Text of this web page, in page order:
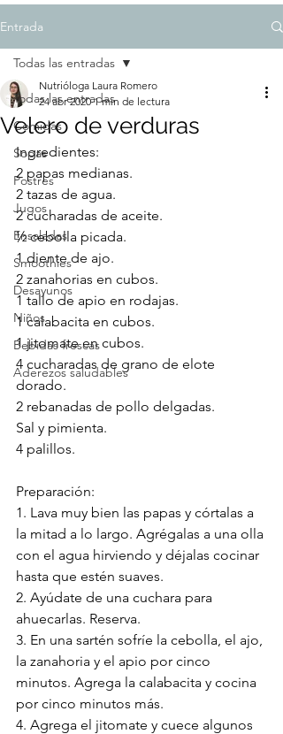
Entrada
Todas las entradas
Comidas
Sopas
Postres
Jugos
Ensaladas
Smoothies
Desayunos
Niños
Bebidas frescas
Aderezos saludables
Todas las entradas
Velero de verduras
Nutrióloga Laura Romero
24 abr 2020 1 min de lectura
Ingredientes:
2 papas medianas.
2 tazas de agua.
2 cucharadas de aceite.
½ cebolla picada.
1 diente de ajo.
2 zanahorias en cubos.
1 tallo de apio en rodajas.
1 calabacita en cubos.
1 jitomate en cubos.
4 cucharadas de grano de elote
dorado.
2 rebanadas de pollo delgadas.
Sal y pimienta.
4 palillos.
Preparación:
1. Lava muy bien las papas y córtalas a
la mitad a lo largo. Agrégalas a una olla
con el agua hirviendo y déjalas cocinar
hasta que estén suaves.
2. Ayúdate de una cuchara para
ahuecarlas. Reserva.
3. En una sartén sofríe la cebolla, el ajo,
la zanahoria y el apio por cinco
minutos. Agrega la calabacita y cocina
por cinco minutos más.
4. Agrega el jitomate y cuece algunos